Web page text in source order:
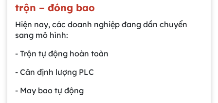
trộn – đóng bao
Hiện nay, các doanh nghiệp đang dần chuyển
sang mô hình:
- Trộn tự động hoàn toàn
- Cân định lượng PLC
- May bao tự động